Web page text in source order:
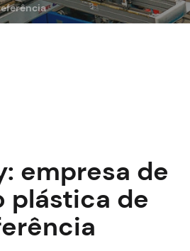
empresa de
plástica de